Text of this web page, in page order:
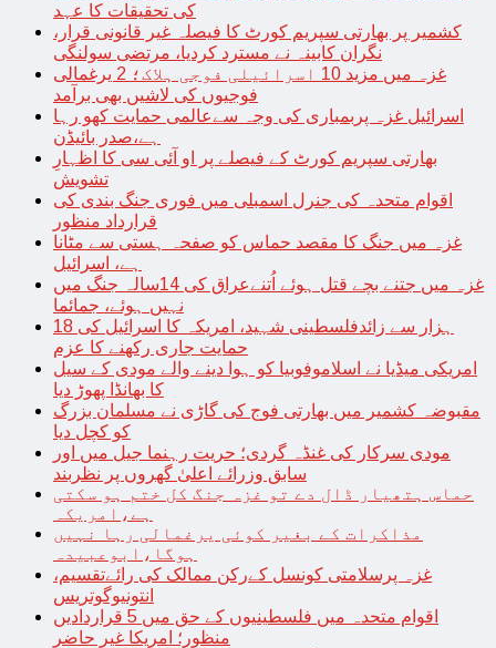
کی تحقیقات کا عہد
کشمیر پر بھارتی سپریم کورٹ کا فیصلہ غیر قانونی قرار،
نگران کابینہ نے مسترد کردیا، مرتضی سولنگی
غزہ میں مزید 10 اسرائیلی فوجی ہلاک؛ 2 یرغمالی
فوجیوں کی لاشیں بھی برآمد
اسرائیل غزہ پربمباری کی وجہ سےعالمی حمایت کھو رہا
ہے،صدر بائیڈن
بھارتی سپریم کورٹ کے فیصلے پر او آئی سی کا اظہارِ
تشویش
اقوام متحدہ کی جنرل اسمبلی میں فوری جنگ بندی کی
قرارداد منظور
غزہ میں جنگ کا مقصد حماس کو صفحہ ہستی سے مٹانا
ہے، اسرائیل
غزہ میں جتنے بچے قتل ہوئے اُتنےعراق کی 14سالہ جنگ میں
نہیں ہوئے، جمائما
18 ہزار سے زائدفلسطینی شہید، امریکہ کا اسرائیل کی
حمایت جاری رکھنے کا عزم
امریکی میڈیا نے اسلاموفوبیا کو ہوا دینے والے مودی کے سیل
کا بھانڈا پھوڑ دیا
مقبوضہ کشمیر میں بھارتی فوج کی گاڑی نے مسلمان بزرگ
کو کچل دیا
مودی سرکار کی غنڈہ گردی؛ حریت رہنما جیل میں اور
سابق وزرائے اعلیٰ گھروں پر نظربند
حماس ہتھیار ڈال دے تو غزہ جنگ کل ختم ہو سکتی
ہے،امریکہ
مذاکرات کے بغیر کوئی یرغمالی رہا نہیں
ہوگا،ابوعبیدہ
غزہ پرسلامتی کونسل کےرکن ممالک کی رائےتقسیم،
انتونیوگوتریس
اقوام متحدہ میں فلسطینیوں کے حق میں 5 قراردادیں
منظور؛ امریکا غیر حاضر